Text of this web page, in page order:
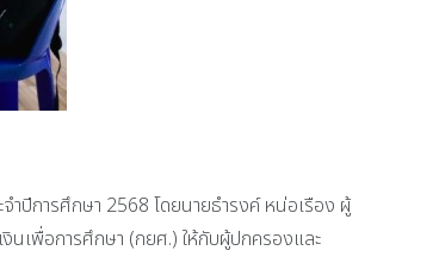
ปีการศึกษา 2568 โดยนายธำรงค์ หน่อเรือง ผู้
เพื่อการศึกษา (กยศ.) ให้กับผู้ปกครองและ